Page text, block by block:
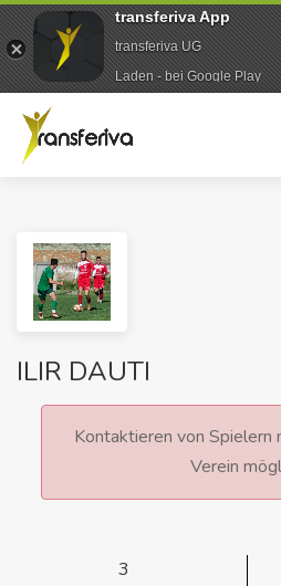
ILIR DAUTI
Kontaktieren von Spielern
Verein
3
transferiva App
transferiva UG
Laden - bei Google Play